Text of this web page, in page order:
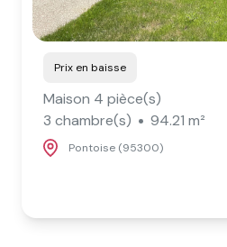
Prix en baisse
Maison 4 pièce(s)
3 chambre(s)
94.21 m²
Pontoise (95300)